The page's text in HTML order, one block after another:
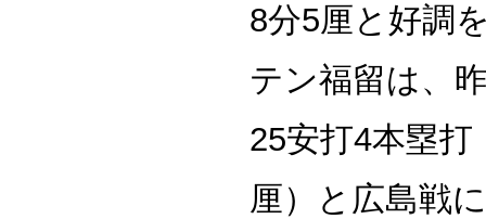
8分5厘と好調
テン福留は、
25安打4本塁打
厘）と広島戦